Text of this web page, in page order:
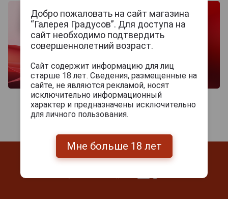
Добро пожаловать на сайт магазина
“Галерея Градусов”. Для доступа на
сайт необходимо подтвердить
совершеннолетний возраст.
Сайт содержит информацию для лиц
старше 18 лет. Сведения, размещенные на
сайте, не являются рекламой, носят
исключительно информационный
характер и предназначены исключительно
для личного пользования.
Мне больше 18 лет